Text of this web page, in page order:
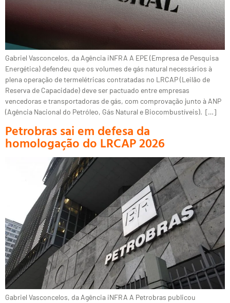
Gabriel Vasconcelos, da Agência iNFRA A EPE (Empresa de Pesquisa
Energética) defendeu que os volumes de gás natural necessários à
plena operação de termelétricas contratadas no LRCAP (Leilão de
Reserva de Capacidade) deve ser pactuado entre empresas
vencedoras e transportadoras de gás, com comprovação junto à ANP
(Agência Nacional do Petróleo, Gás Natural e Biocombustíveis). […]
Petrobras sai em defesa da
homologação do LRCAP 2026
Gabriel Vasconcelos, da Agência iNFRA A Petrobras publicou